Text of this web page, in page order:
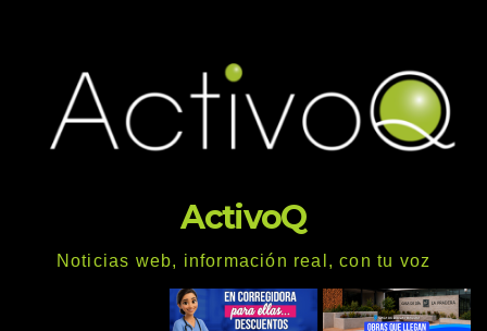
ActivoQ
Noticias web, información real, con tu voz